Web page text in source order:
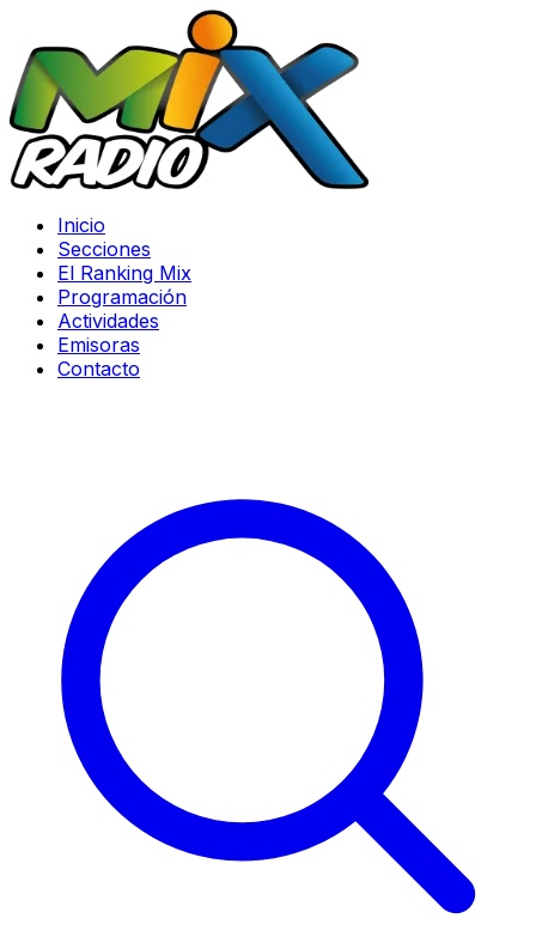
Inicio
Secciones
El Ranking Mix
Programación
Actividades
Emisoras
Contacto